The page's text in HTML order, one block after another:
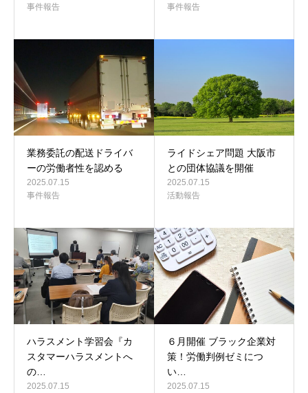
事件報告
事件報告
業務委託の配送ドライバ
ーの労働者性を認める
2025.07.15
事件報告
ライドシェア問題 大阪市
との団体協議を開催
2025.07.15
活動報告
ハラスメント学習会『カ
スタマーハラスメントへ
の…
2025.07.15
６月開催 ブラック企業対
策！労働判例ゼミにつ
い…
2025.07.15